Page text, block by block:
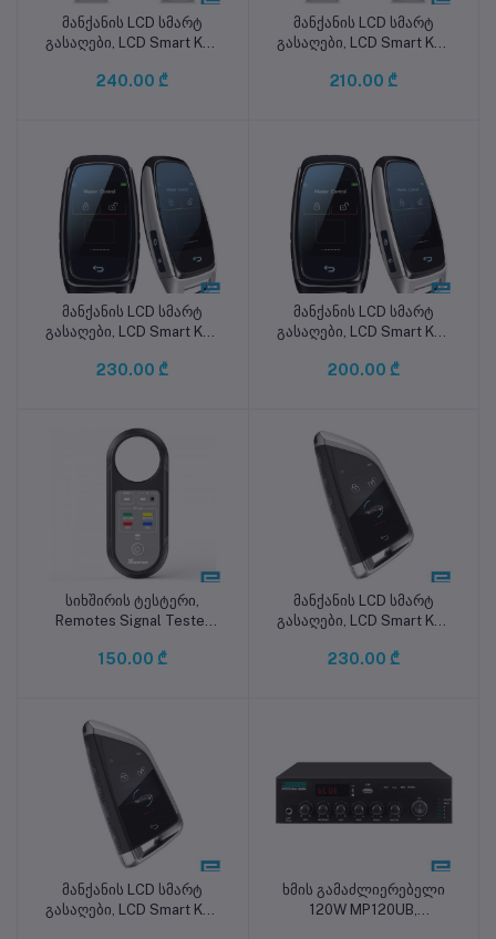
კალათაში დამატება
მანქანის LCD სმარტ
გასაღები, LCD Smart Key
240.00 ₾
კალათაში დამატება
მანქანის LCD სმარტ
გასაღები, LCD Smart Key
210.00 ₾
კალათაში დამატება
მანქანის LCD სმარტ
გასაღები, LCD Smart Key
230.00 ₾
კალათაში დამატება
მანქანის LCD სმარტ
გასაღები, LCD Smart Key
200.00 ₾
კალათაში დამატება
სიხშირის ტესტერი,
Remotes Signal Tester
MHz, 902 MHz
150.00 ₾
კალათაში დამატება
მანქანის LCD სმარტ
გასაღები, LCD Smart Key
230.00 ₾
კალათაში დამატება
მანქანის LCD სმარტ
გასაღები, LCD Smart Key
კალათაში დამატება
ხმის გამაძლიერებელი
120W MP120UB,